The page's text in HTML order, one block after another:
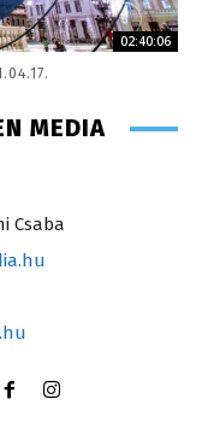
02:40:06
MEDIA
Csaba